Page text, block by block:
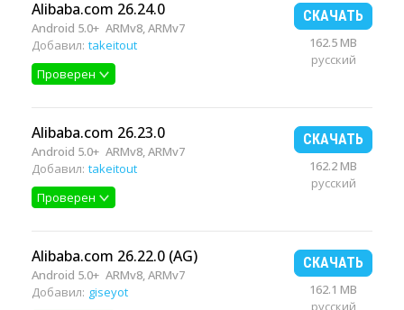
Alibaba.com 26.24.0
Android 5.0+ ARMv8, ARMv7
Добавил: takeitout
Проверен
СКАЧАТЬ
162.5 MB
русский
Alibaba.com 26.23.0
Android 5.0+ ARMv8, ARMv7
Добавил: takeitout
Проверен
СКАЧАТЬ
162.2 MB
русский
Alibaba.com 26.22.0 (AG)
Android 5.0+ ARMv8, ARMv7
Добавил: giseyot
СКАЧАТЬ
162.1 MB
русский